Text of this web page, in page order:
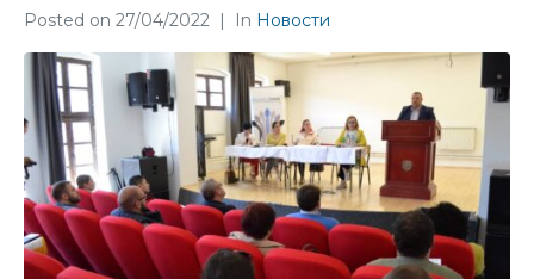
Posted on 27/04/2022 In Новости